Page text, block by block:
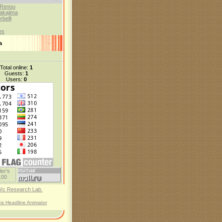
Total online: 1
Guests: 1
Users: 0
Headline Animator